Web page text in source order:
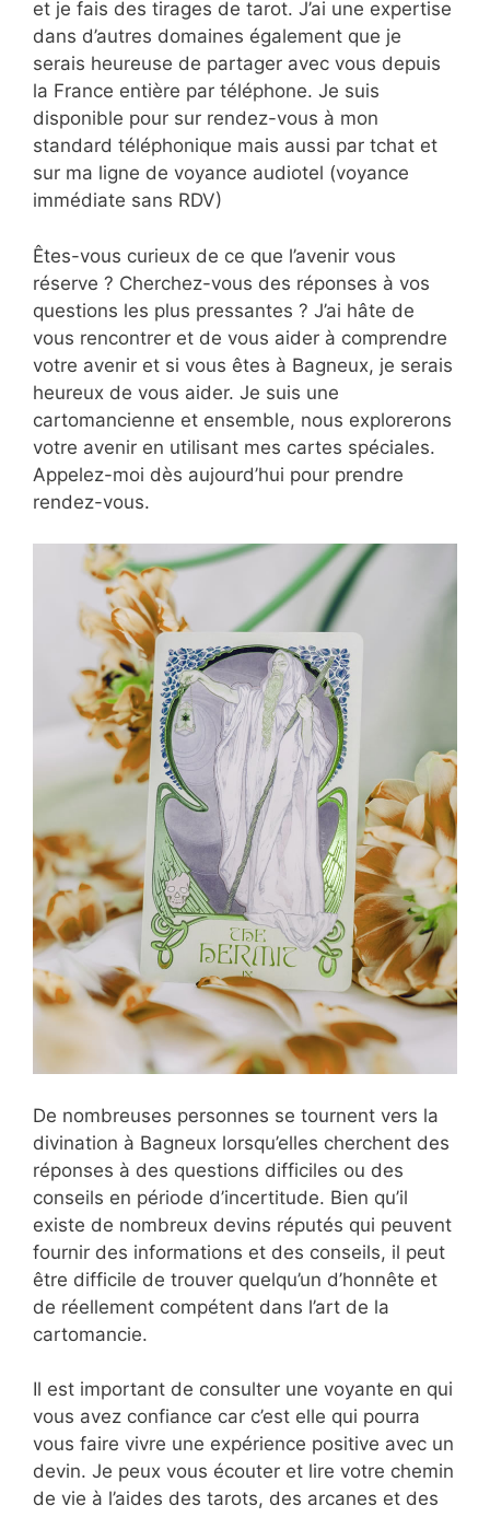
et je fais des tirages de tarot. J’ai une expertise
dans d’autres domaines également que je
serais heureuse de partager avec vous depuis
la France entière par téléphone. Je suis
disponible pour sur rendez-vous à mon
standard téléphonique mais aussi par tchat et
sur ma ligne de voyance audiotel (voyance
immédiate sans RDV)
Êtes-vous curieux de ce que l’avenir vous
réserve ? Cherchez-vous des réponses à vos
questions les plus pressantes ? J’ai hâte de
vous rencontrer et de vous aider à comprendre
votre avenir et si vous êtes à Bagneux, je serais
heureux de vous aider. Je suis une
cartomancienne et ensemble, nous explorerons
votre avenir en utilisant mes cartes spéciales.
Appelez-moi dès aujourd’hui pour prendre
rendez-vous.
De nombreuses personnes se tournent vers la
divination à Bagneux lorsqu’elles cherchent des
réponses à des questions difficiles ou des
conseils en période d’incertitude. Bien qu’il
existe de nombreux devins réputés qui peuvent
fournir des informations et des conseils, il peut
être difficile de trouver quelqu’un d’honnête et
de réellement compétent dans l’art de la
cartomancie.
Il est important de consulter une voyante en qui
vous avez confiance car c’est elle qui pourra
vous faire vivre une expérience positive avec un
devin. Je peux vous écouter et lire votre chemin
de vie à l’aides des tarots, des arcanes et des